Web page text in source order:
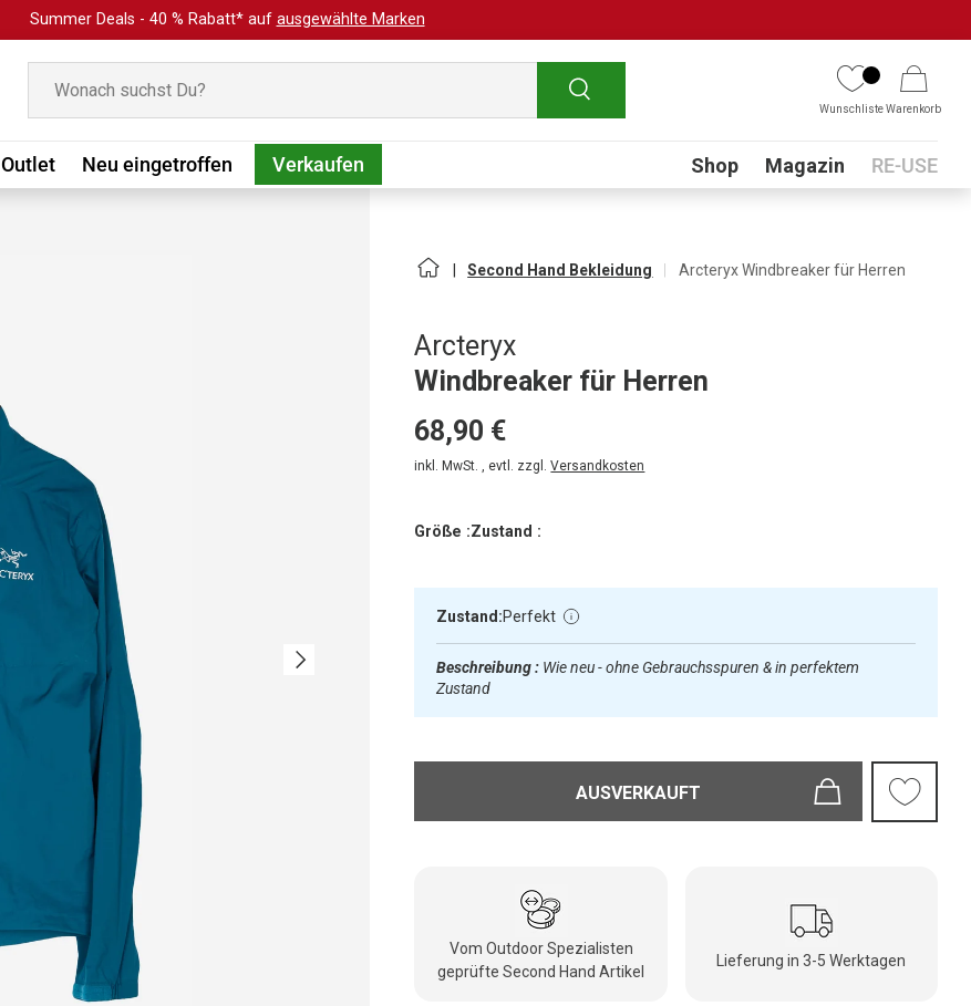
Summer Deals - 40 % Rabatt* auf ausgewählte Marken
Suchen
WunschlisteWarenkorb
Outlet Neu eingetroffen Verkaufen Submenu
Shop Magazin RE-USE
Nächste
Second Hand Bekleidung Arcteryx Windbreaker für Herren
Arcteryx
Windbreaker für Herren
68,90 €
inkl. MwSt. , evtl. zzgl.Versandkosten
Größe :Zustand :
Zustand:Perfekt
Beschreibung : Wie neu - ohne Gebrauchsspuren & in perfektem
Zustand
AUSVERKAUFT
Vom Outdoor Spezialisten
geprüfte Second Hand Artikel
Lieferung in 3-5 Werktagen